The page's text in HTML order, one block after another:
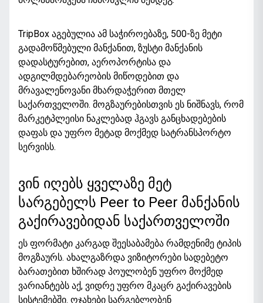
TripBox აგებულია ამ საჭიროებაზე, 500-ზე მეტი
გადამოწმებული მანქანით, ზუსტი მანქანის
დადასტურებით, აეროპორტისა და
ადგილმდებარეობის მიწოდებით და
მრავალენოვანი მხარდაჭერით მთელ
საქართველოში. მოგზაურებისთვის ეს ნიშნავს, რომ
მარკეტპლეისი ნაკლებად ჰგავს განცხადებების
დაფას და უფრო მეტად მოქმედ სატრანსპორტო
სერვისს.
ვინ იღებს ყველაზე მეტ
სარგებელს Peer to Peer მანქანის
გაქირავებიდან საქართველოში
ეს ფორმატი კარგად შეესაბამება რამდენიმე ტიპის
მოგზაურს. ახალგაზრდა ვიზიტორები სადებეტო
ბარათებით ხშირად პოულობენ უფრო მოქმედ
ვარიანტებს აქ, ვიდრე უფრო მკაცრ გაქირავების
სისტემებში. ოჯახები სარგებლობენ